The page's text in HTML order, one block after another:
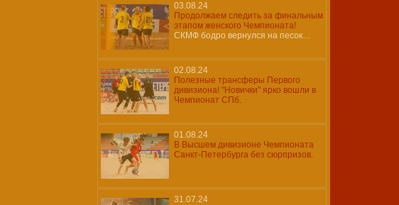
03.08.24
Продолжаем следить за финальным
этапом женского Чемпионата!
СКМФ бодро вернулся на песок…
02.08.24
Полезные трансферы Первого
дивизиона! "Новички" ярко вошли в
Чемпионат СПб.
01.08.24
В Высшем дивизионе Чемпионата
Санкт-Петербурга без сюрпризов.
31.07.24